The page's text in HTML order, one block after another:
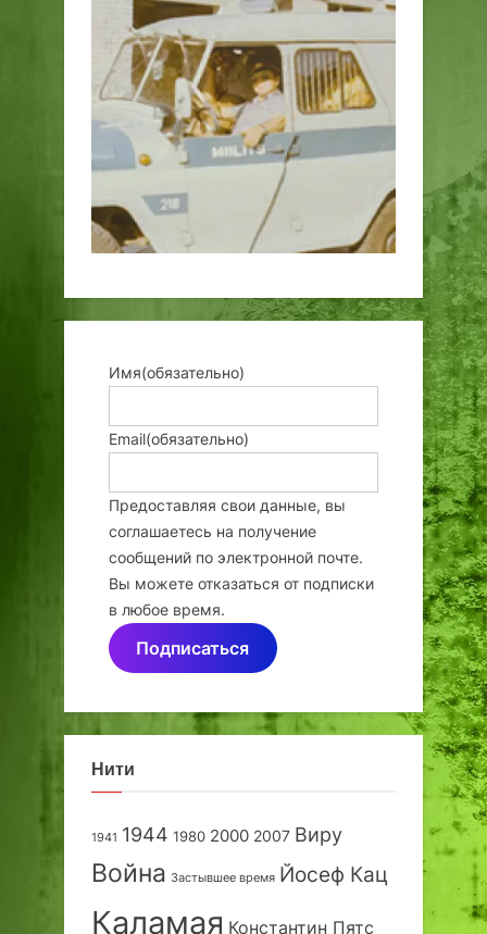
Имя(обязательно)
Email(обязательно)
Предоставляя свои данные, вы
соглашаетесь на получение
сообщений по электронной почте.
Вы можете отказаться от подписки
в любое время.
Подписаться
Нити
1941 1944 1980 2000 2007 Виру
Война Застывшее время Йосеф Кац
Каламая Константин Пятс